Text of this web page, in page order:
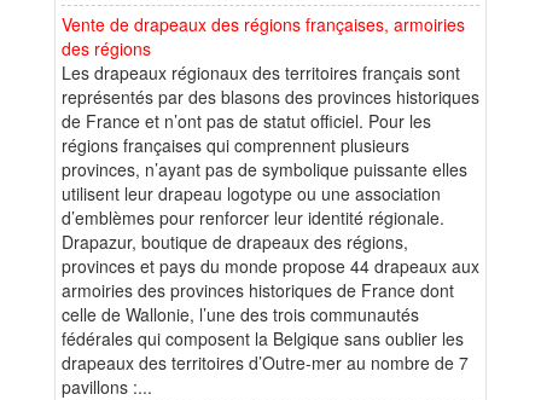
Vente de drapeaux des régions françaises, armoiries
des régions
Les drapeaux régionaux des territoires français sont
représentés par des blasons des provinces historiques
de France et n’ont pas de statut officiel. Pour les
régions françaises qui comprennent plusieurs
provinces, n’ayant pas de symbolique puissante elles
utilisent leur drapeau logotype ou une association
d’emblèmes pour renforcer leur identité régionale.
Drapazur, boutique de drapeaux des régions,
provinces et pays du monde propose 44 drapeaux aux
armoiries des provinces historiques de France dont
celle de Wallonie, l’une des trois communautés
fédérales qui composent la Belgique sans oublier les
drapeaux des territoires d’Outre-mer au nombre de 7
pavillons :...